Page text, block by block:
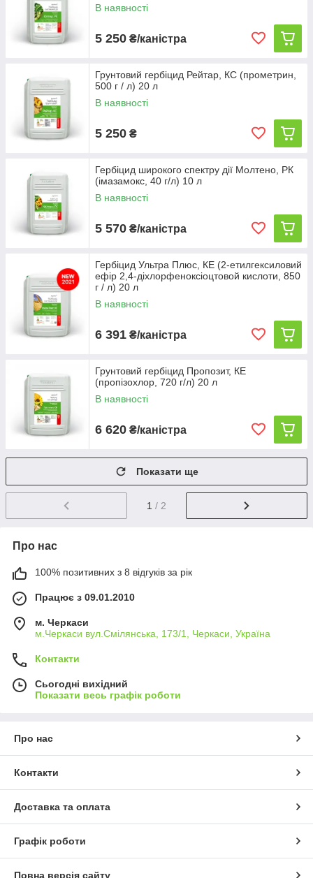
В наявності
5 250 ₴/каністра
Грунтовий гербіцид Рейтар, КС (прометрин,
500 г / л) 20 л
В наявності
5 250 ₴
Гербіцид широкого спектру дії Молтено, РК
(імазамокс, 40 г/л) 10 л
В наявності
5 570 ₴/каністра
Гербіцид Ультра Плюс, КЕ (2-етилгексиловий
ефір 2,4-діхлорфеноксіоцтовой кислоти, 850
г / л) 20 л
В наявності
6 391 ₴/каністра
Грунтовий гербіцид Пропозит, КЕ
(пропізохлор, 720 г/л) 20 л
В наявності
6 620 ₴/каністра
Показати ще
1 / 2
Про нас
100% позитивних з 8 відгуків за рік
Працює з 09.01.2010
м. Черкаси
м.Черкаси вул.Смілянська, 173/1, Черкаси, Україна
Контакти
Сьогодні вихідний
Показати весь графік роботи
Про нас
Контакти
Доставка та оплата
Графік роботи
Повна версія сайту